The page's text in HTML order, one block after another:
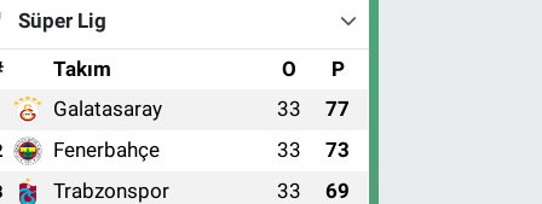
Süper Lig
Takım O P
Galatasaray 33 77
Fenerbahçe 33 73
Trabzonspor 33 69